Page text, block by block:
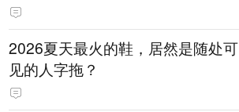
2026夏天最火的鞋，居然是随处可
见的人字拖？